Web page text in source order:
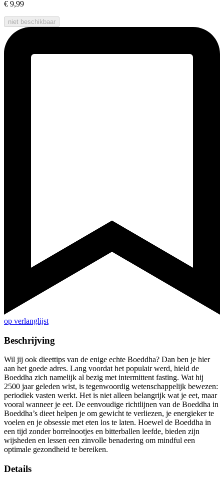
€ 9,99
niet beschikbaar
op verlanglijst
Beschrijving
Wil jij ook dieettips van de enige echte Boeddha? Dan ben je hier
aan het goede adres. Lang voordat het populair werd, hield de
Boeddha zich namelijk al bezig met intermittent fasting. Wat hij
2500 jaar geleden wist, is tegenwoordig wetenschappelijk bewezen:
periodiek vasten werkt. Het is niet alleen belangrijk wat je eet, maar
vooral wanneer je eet. De eenvoudige richtlijnen van de Boeddha in
Boeddha’s dieet helpen je om gewicht te verliezen, je energieker te
voelen en je obsessie met eten los te laten. Hoewel de Boeddha in
een tijd zonder borrelnootjes en bitterballen leefde, bieden zijn
wijsheden en lessen een zinvolle benadering om mindful een
optimale gezondheid te bereiken.
Details